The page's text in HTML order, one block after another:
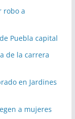
robo a
Puebla capital
de la carrera
en Jardines
a mujeres